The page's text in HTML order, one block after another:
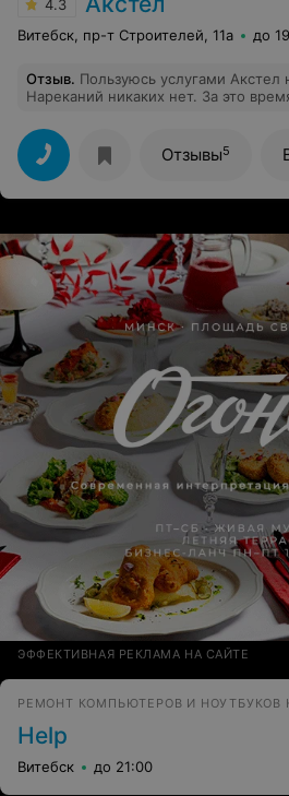
каком-нибудь сыром помещении.
ситуация. В данный СЦ больше не
не советуем!
4.3
Витебск, пр-т Строителей, 11а до
Отзыв. Пользуюсь услугами Акстел
Нареканий никаких нет. За это
на более мощные. Работают уже два
раз ремонтировали телефоны для
нареканий. Все устраивает.
Отзывы5
ЭФФЕКТИВНАЯ РЕКЛАМА НА САЙТЕ
РЕМОНТ КОМПЬЮТЕРОВ И НОУТБУКОВ
Help
Витебск до 21:00